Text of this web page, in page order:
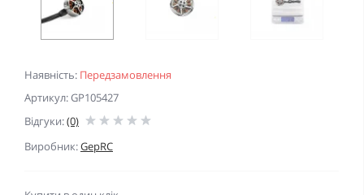
Наявність: Передзамовлення
Артикул: GP105427
Відгуки:(0)
Виробник:GepRC